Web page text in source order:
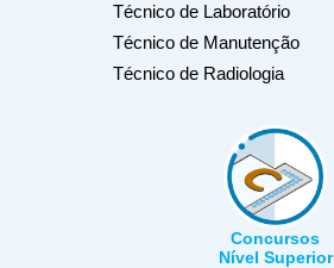
Técnico de Laboratório
Técnico de Manutenção
Técnico de Radiologia
Concursos
Nível Superior